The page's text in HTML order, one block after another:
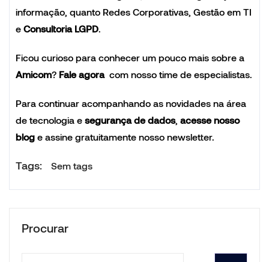
informação, quanto Redes Corporativas, Gestão em TI
e Consultoria LGPD.
Ficou curioso para conhecer um pouco mais sobre a
Amicom? Fale agora com nosso time de especialistas.
Para continuar acompanhando as novidades na área
de tecnologia e segurança de dados, acesse nosso
blog e assine gratuitamente nosso newsletter.
Tags: Sem tags
Procurar